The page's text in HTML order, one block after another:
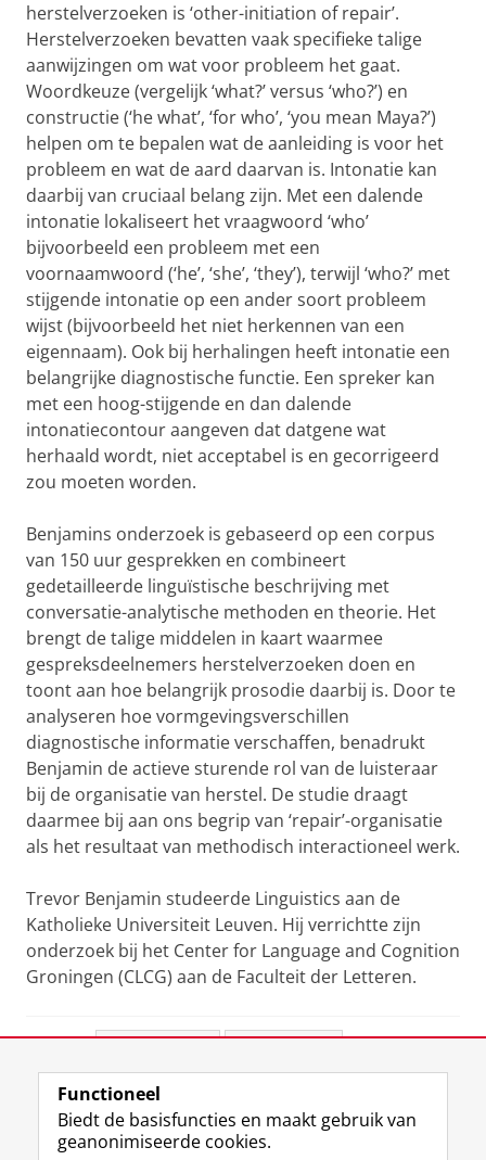
herstelverzoeken is ‘other-initiation of repair’.
Herstelverzoeken bevatten vaak specifieke talige
aanwijzingen om wat voor probleem het gaat.
Woordkeuze (vergelijk ‘what?’ versus ‘who?’) en
constructie (‘he what’, ‘for who’, ‘you mean Maya?’)
helpen om te bepalen wat de aanleiding is voor het
probleem en wat de aard daarvan is. Intonatie kan
daarbij van cruciaal belang zijn. Met een dalende
intonatie lokaliseert het vraagwoord ‘who’
bijvoorbeeld een probleem met een
voornaamwoord (‘he’, ‘she’, ‘they’), terwijl ‘who?’ met
stijgende intonatie op een ander soort probleem
wijst (bijvoorbeeld het niet herkennen van een
eigennaam). Ook bij herhalingen heeft intonatie een
belangrijke diagnostische functie. Een spreker kan
met een hoog-stijgende en dan dalende
intonatiecontour aangeven dat datgene wat
herhaald wordt, niet acceptabel is en gecorrigeerd
zou moeten worden.
Benjamins onderzoek is gebaseerd op een corpus
van 150 uur gesprekken en combineert
gedetailleerde linguïstische beschrijving met
conversatie-analytische methoden en theorie. Het
brengt de talige middelen in kaart waarmee
gespreksdeelnemers herstelverzoeken doen en
toont aan hoe belangrijk prosodie daarbij is. Door te
analyseren hoe vormgevingsverschillen
diagnostische informatie verschaffen, benadrukt
Benjamin de actieve sturende rol van de luisteraar
bij de organisatie van herstel. De studie draagt
daarmee bij aan ons begrip van ‘repair’-organisatie
als het resultaat van methodisch interactioneel werk.
Trevor Benjamin studeerde Linguistics aan de
Katholieke Universiteit Leuven. Hij verrichtte zijn
onderzoek bij het Center for Language and Cognition
Groningen (CLCG) aan de Faculteit der Letteren.
View this page in:English
Functioneel
Biedt de basisfuncties en maakt gebruik van
geanonimiseerde cookies.